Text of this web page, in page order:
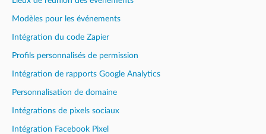
Modèles pour les événements
Intégration du code Zapier
Profils personnalisés de permission
Intégration de rapports Google Analytics
Personnalisation de domaine
Intégrations de pixels sociaux
Intégration Facebook Pixel